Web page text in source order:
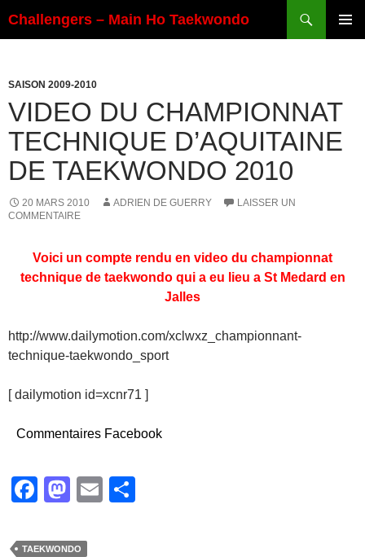
au
Challengers – Main Ho Taekwondo
SAISON 2009-2010
VIDEO DU CHAMPIONNAT
TECHNIQUE D’AQUITAINE
DE TAEKWONDO 2010
20 MARS 2010 ADRIEN DE GUERRY
LAISSER UN
COMMENTAIRE
Voici un compte rendu en video du championnat
technique de taekwondo qui a eu lieu a St Medard en
Jalles
http://www.dailymotion.com/xclwxz_championnant-
technique-taekwondo_sport
[ dailymotion id=xcnr71 ]
Commentaires Facebook
F
c
M
st
E
TAEKWONDO